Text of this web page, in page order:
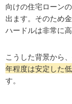
向けの住宅ローン
出ます。そのため
ハードルは非常に
こうした背景から
年程度は安定した
す。